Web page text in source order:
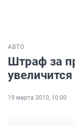
АВТО
Штраф за
19 марта 2010, 10:00